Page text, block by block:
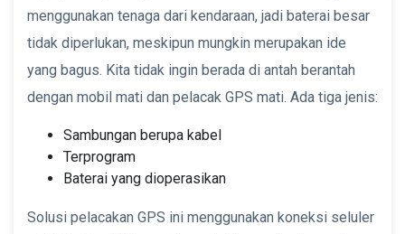
menggunakan tenaga dari kendaraan, jadi baterai besar
tidak diperlukan, meskipun mungkin merupakan ide
yang bagus. Kita tidak ingin berada di antah berantah
dengan mobil mati dan pelacak GPS mati. Ada tiga jenis:
Sambungan berupa kabel
Terprogram
Baterai yang dioperasikan
Solusi pelacakan GPS ini menggunakan koneksi seluler